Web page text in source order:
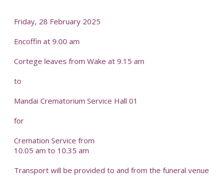
Friday, 28 February 2025
Encoffin at 9.00 am
Cortege leaves from Wake at 9.15 am
to
Mandai Crematorium Service Hall 01
for
Cremation Service from
10.05 am to 10.35 am
Transport will be provided to and from the funeral venue